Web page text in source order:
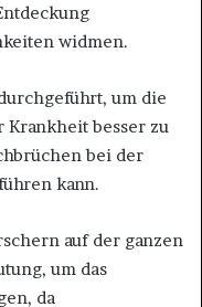
widmen.
um die
besser zu
bei der
kann.
auf der ganzen
um das
da